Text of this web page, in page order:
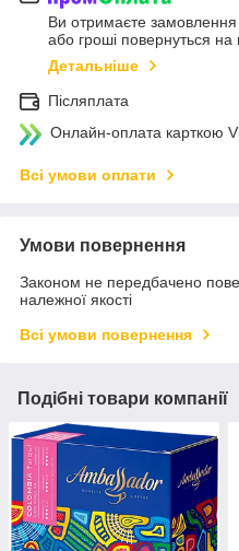
Ви отримаєте замовлення
або гроші повернуться на
Детальніше
Післяплата
Онлайн-оплата карткою
Всі умови оплати
Умови повернення
Законом не передбачено
належної якості
Всі умови повернення
Подібні товари компанії